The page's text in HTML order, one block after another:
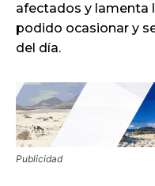
afectados y lamenta
podido ocasionar y
del día.
Publicidad